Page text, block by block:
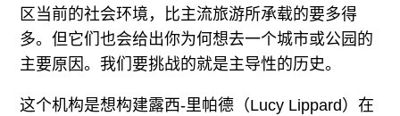
区当前的社会环境，比主流旅游所承载的要多得
多。但它们也会给出你为何想去一个城市或公园的
主要原因。我们要挑战的就是主导性的历史。
这个机构是想构建露西-里帕德（Lucy Lippard）在